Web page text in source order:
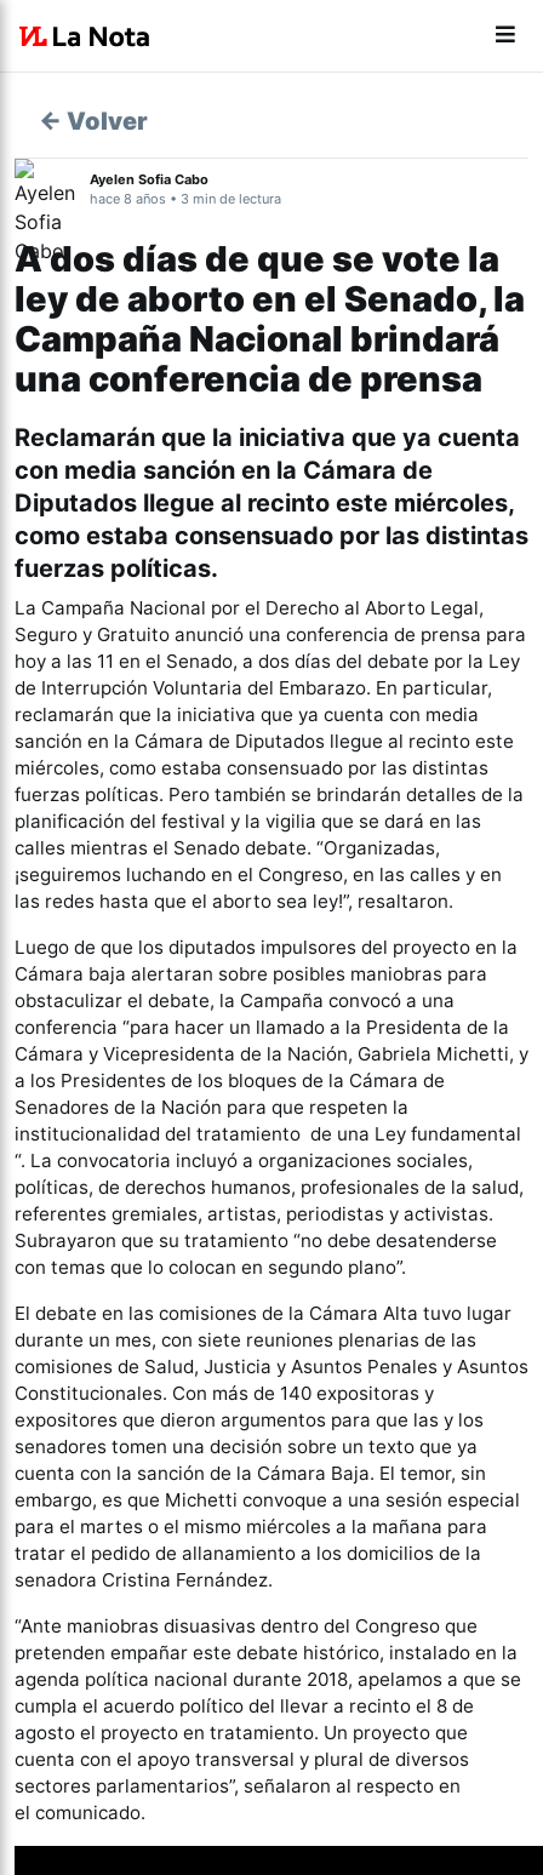
← Volver
Ayelen Sofia Cabo
hace 8 años • 3 min de lectura
A dos días de que se vote la
ley de aborto en el Senado, la
Campaña Nacional brindará
una conferencia de prensa
Reclamarán que la iniciativa que ya cuenta
con media sanción en la Cámara de
Diputados llegue al recinto este miércoles,
como estaba consensuado por las distintas
fuerzas políticas.
La Campaña Nacional por el Derecho al Aborto Legal,
Seguro y Gratuito anunció una conferencia de prensa para
hoy a las 11 en el Senado, a dos días del debate por la Ley
de Interrupción Voluntaria del Embarazo. En particular,
reclamarán que la iniciativa que ya cuenta con media
sanción en la Cámara de Diputados llegue al recinto este
miércoles, como estaba consensuado por las distintas
fuerzas políticas. Pero también se brindarán detalles de la
planificación del festival y la vigilia que se dará en las
calles mientras el Senado debate. “Organizadas,
¡seguiremos luchando en el Congreso, en las calles y en
las redes hasta que el aborto sea ley!”, resaltaron.
Luego de que los diputados impulsores del proyecto en la
Cámara baja alertaran sobre posibles maniobras para
obstaculizar el debate, la Campaña convocó a una
conferencia “para hacer un llamado a la Presidenta de la
Cámara y Vicepresidenta de la Nación, Gabriela Michetti, y
a los Presidentes de los bloques de la Cámara de
Senadores de la Nación para que respeten la
institucionalidad del tratamiento de una Ley fundamental​
“. La convocatoria incluyó a organizaciones sociales,
políticas, de derechos humanos, profesionales de la salud,
referentes gremiales, artistas, periodistas y activistas.
Subrayaron que su tratamiento “no debe desatenderse
con temas que lo colocan en segundo plano”.
El debate en las comisiones de la Cámara Alta tuvo lugar
durante un mes, con siete reuniones plenarias de las
comisiones de Salud, Justicia y Asuntos Penales y Asuntos
Constitucionales. Con más de 140 expositoras y
expositores que dieron argumentos para que las y los
senadores tomen una decisión sobre un texto que ya
cuenta con la sanción de la Cámara Baja. El temor, sin
embargo, es que Michetti convoque a una sesión especial
para el martes o el mismo miércoles a la mañana para
tratar el pedido de allanamiento a los domicilios de la
senadora Cristina Fernández.
“Ante maniobras disuasivas dentro del Congreso que
pretenden empañar este debate histórico, instalado en la
agenda política nacional durante 2018, apelamos a que se
cumpla el acuerdo​ político del llevar a recinto​ el 8 de
agosto​ el proyecto en tratamiento. Un proyecto que
cuenta con el apoyo transversal y plural de diversos
sectores parlamentarios”, señalaron al respecto en
el comunicado.